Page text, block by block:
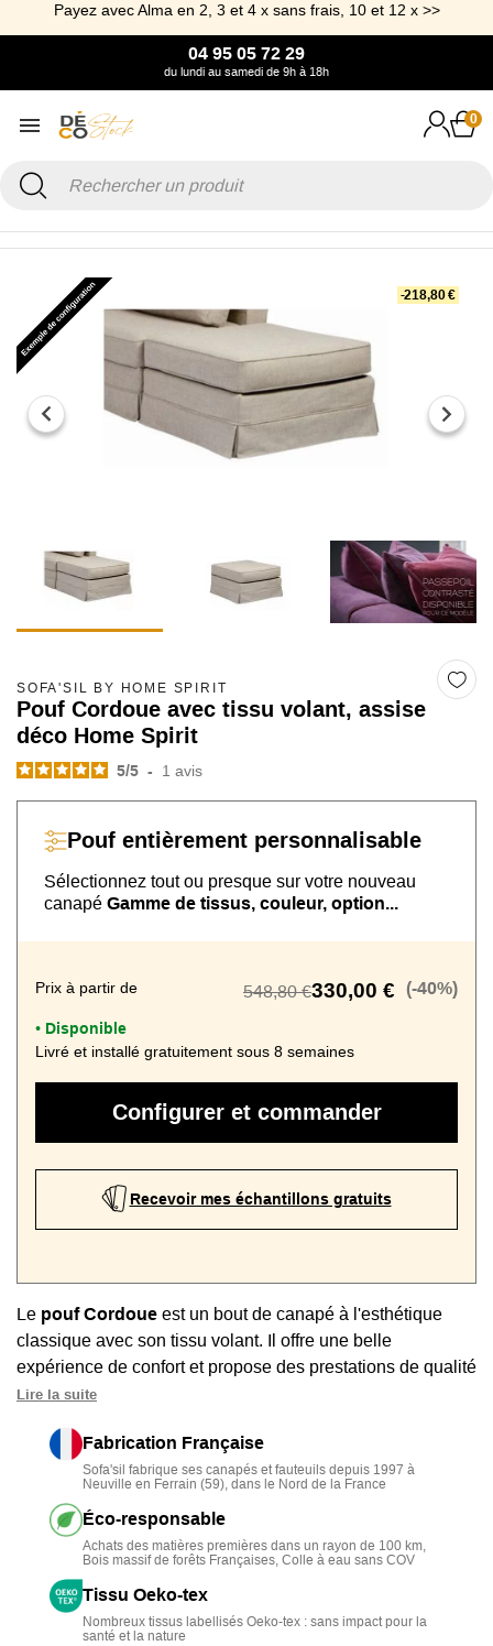
Payez avec Alma en 2, 3 et 4 x sans frais, 10 et 12 x >>
04 95 05 72 29
du lundi au samedi de 9h à 18h
0
-218,80 €
SOFA'SIL BY HOME SPIRIT
Pouf Cordoue avec tissu volant, assise
déco Home Spirit
5/5 - 1 avis
Pouf entièrement personnalisable
Sélectionnez tout ou presque sur votre nouveau
canapé Gamme de tissus, couleur, option...
Prix à partir de 548,80 €330,00 € (-40%)
• Disponible
Livré et installé gratuitement sous 8 semaines
Configurer et commander
Recevoir mes échantillons gratuits
Le pouf Cordoue est un bout de canapé à l'esthétique
classique avec son tissu volant. Il offre une belle
expérience de confort et propose des prestations de qualité
supérieure.
• Confort supérieur et durable
densité 35 kg/m3
Modèle unique
et finition
• 100% Déhoussable: entretien facile et rapide
• Fabrication Française et écologique
l'usine Mousse du Nord à Neuville en Ferrain
Lire la suite
Fabrication Française
Sofa'sil fabrique ses canapés et fauteuils depuis 1997 à
Neuville en Ferrain (59), dans le Nord de la France
Éco-responsable
Achats des matières premières dans un rayon de 100 km,
Bois massif de forêts Françaises, Colle à eau sans COV
Tissu Oeko-tex
Nombreux tissus labellisés Oeko-tex : sans impact pour la
santé et la nature